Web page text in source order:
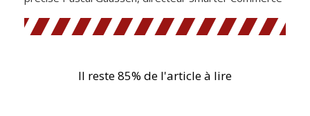
Il reste 85% de l'article à lire